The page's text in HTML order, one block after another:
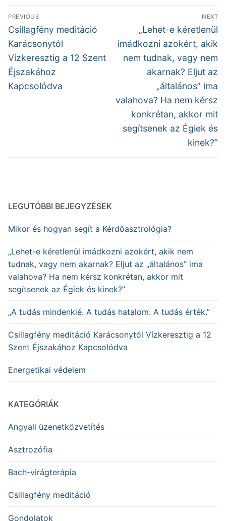
PREVIOUS
Csillagfény meditáció
Karácsonytól
Vízkeresztig a 12 Szent
Éjszakához
Kapcsolódva
NEXT
„Lehet-e kéretlenül
imádkozni azokért, akik
nem tudnak, vagy nem
akarnak? Eljut az
„általános” ima
valahova? Ha nem kérsz
konkrétan, akkor mit
segítsenek az Égiek és
kinek?”
LEGUTÓBBI BEJEGYZÉSEK
Mikor és hogyan segít a Kérdőasztrológia?
„Lehet-e kéretlenül imádkozni azokért, akik nem
tudnak, vagy nem akarnak? Eljut az „általános” ima
valahova? Ha nem kérsz konkrétan, akkor mit
segítsenek az Égiek és kinek?”
„A tudás mindenkié. A tudás hatalom. A tudás érték.”
Csillagfény meditáció Karácsonytól Vízkeresztig a 12
Szent Éjszakához Kapcsolódva
Energetikai védelem
KATEGÓRIÁK
Angyali üzenetközvetítés
Asztrozófia
Bach-virágterápia
Csillagfény meditáció
Gondolatok